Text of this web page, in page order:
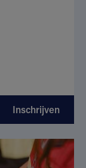
Inschrijven